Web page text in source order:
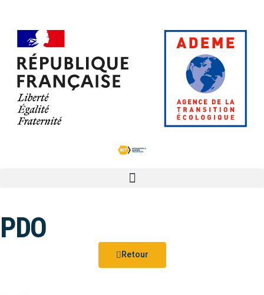
PDO
Retour